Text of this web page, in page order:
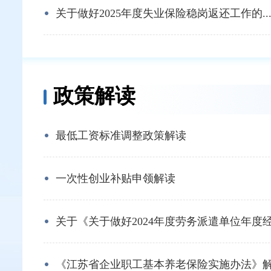
关于做好2025年度失业保险稳岗返还工作的...
政策解读
最低工资标准调整政策解读
一次性创业补贴申领解读
关于《关于做好2024年度劳务派遣单位年度
《江苏省企业职工基本养老保险实施办法》